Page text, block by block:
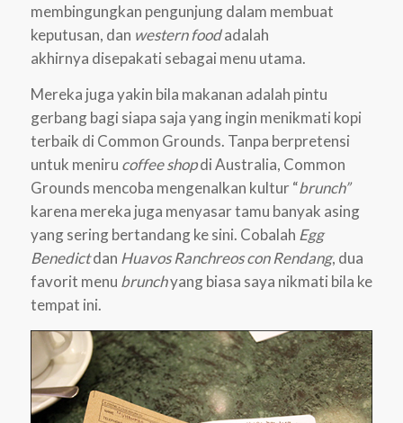
membingungkan pengunjung dalam membuat
keputusan, dan western foodadalah
akhirnya disepakati sebagai menu utama.
Mereka juga yakin bila makanan adalah pintu
gerbang bagi siapa saja yang ingin menikmati kopi
terbaik di Common Grounds. Tanpa berpretensi
untuk meniru coffee shopdi Australia, Common
Grounds mencoba mengenalkan kultur “brunch”
karena mereka juga menyasar tamu banyak asing
yang sering bertandang ke sini. Cobalah Egg
Benedictdan Huavos Ranchreos con Rendang, dua
favorit menu brunchyang biasa saya nikmati bila ke
tempat ini.